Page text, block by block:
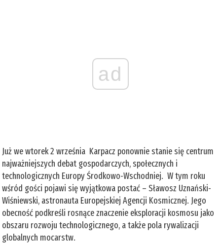
ad
Już we wtorek 2 września Karpacz ponownie stanie się centrum
najważniejszych debat gospodarczych, społecznych i
technologicznych Europy Środkowo-Wschodniej. W tym roku
wśród gości pojawi się wyjątkowa postać – Sławosz Uznański-
Wiśniewski, astronauta Europejskiej Agencji Kosmicznej. Jego
obecność podkreśli rosnące znaczenie eksploracji kosmosu jako
obszaru rozwoju technologicznego, a także pola rywalizacji
globalnych mocarstw.